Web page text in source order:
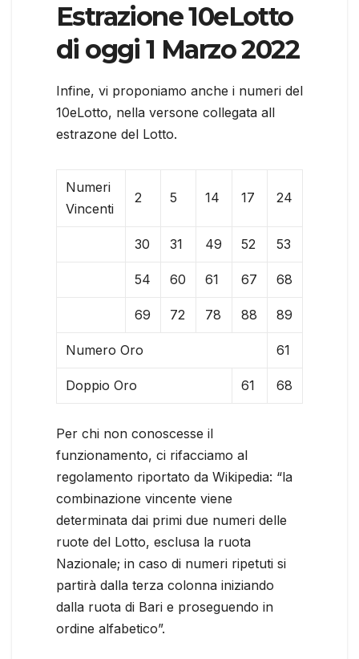
Estrazione 10eLotto
di oggi 1 Marzo 2022
Infine, vi proponiamo anche i numeri del
10eLotto, nella versone collegata all
estrazone del Lotto.
Numeri
Vincenti
2 5 14 17 24
30 31 49 52 53
54 60 61 67 68
69 72 78 88 89
Numero Oro 61
Doppio Oro 61 68
Per chi non conoscesse il
funzionamento, ci rifacciamo al
regolamento riportato da Wikipedia: “la
combinazione vincente viene
determinata dai primi due numeri delle
ruote del Lotto, esclusa la ruota
Nazionale; in caso di numeri ripetuti si
partirà dalla terza colonna iniziando
dalla ruota di Bari e proseguendo in
ordine alfabetico”.